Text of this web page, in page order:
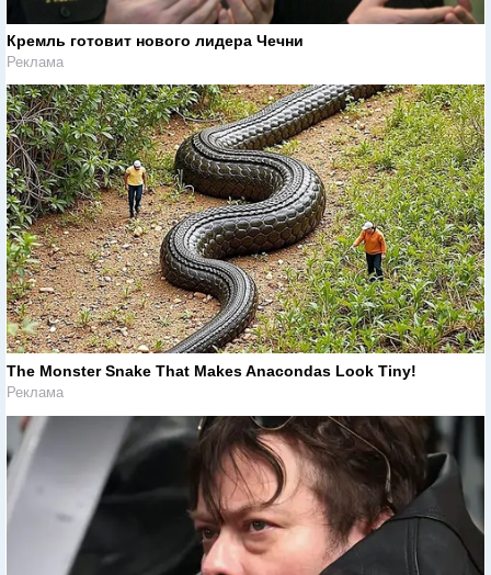
Кремль готовит нового лидера Чечни
Реклама
The Monster Snake That Makes Anacondas Look Tiny!
Реклама